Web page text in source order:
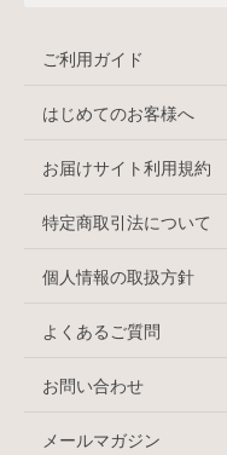
ご利用ガイド
はじめてのお客様へ
お届けサイト利用規約
特定商取引法について
個人情報の取扱方針
よくあるご質問
お問い合わせ
メールマガジン